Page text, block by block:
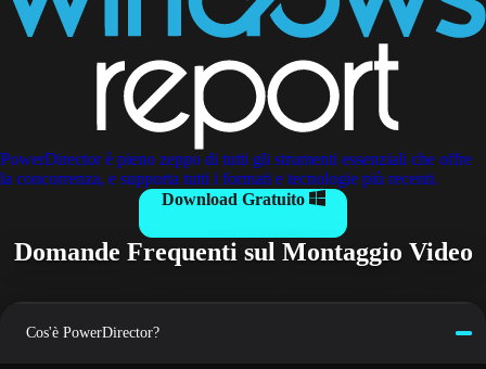
PowerDirector è pieno zeppo di tutti gli strumenti essenziali che offre
la concorrenza, e supporta tutti i formati e tecnologie più recenti.
Download Gratuito
Domande Frequenti sul Montaggio Video
Cos'è PowerDirector?